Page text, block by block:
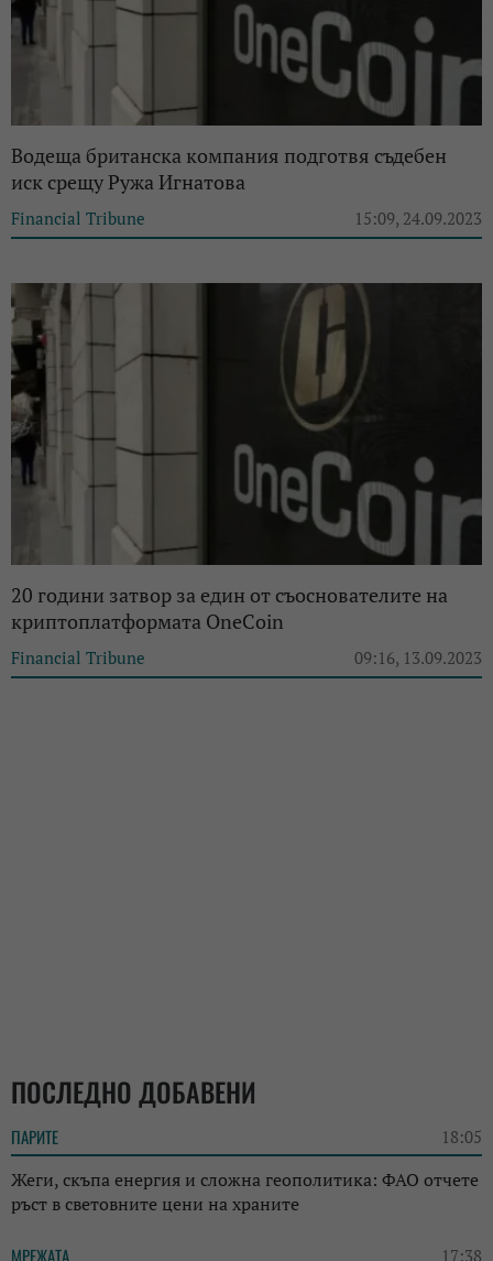
Водеща британска компания подготвя съдебен
иск срещу Ружа Игнатова
Financial Tribune 15:09, 24.09.2023
20 години затвор за един от съоснователите на
криптоплатформата OneCoin
Financial Tribune 09:16, 13.09.2023
ПОСЛЕДНО ДОБАВЕНИ
ПАРИТЕ 18:05
Жеги, скъпа енергия и сложна геополитика: ФАО отчете
ръст в световните цени на храните
МРЕЖАТА 17:38